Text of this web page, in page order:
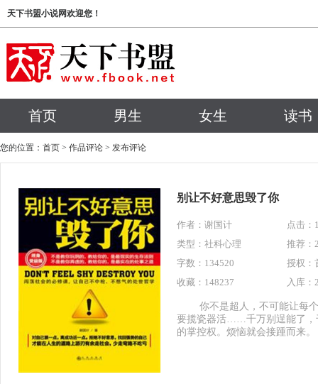
天下书盟小说网欢迎您！
首页 男生 女生 读书
您的位置： 首页 > 作品评论 > 发布评论
别让不好意思毁了你
作者： 谢国计
点击：
类型：社科心理
推荐：
字数：134520
授权：
收藏：148237
入库：
你不是超人，不可能让每
要揽瓷器活……千万别逞能了，
的掌控权。烦恼就会接踵而来。